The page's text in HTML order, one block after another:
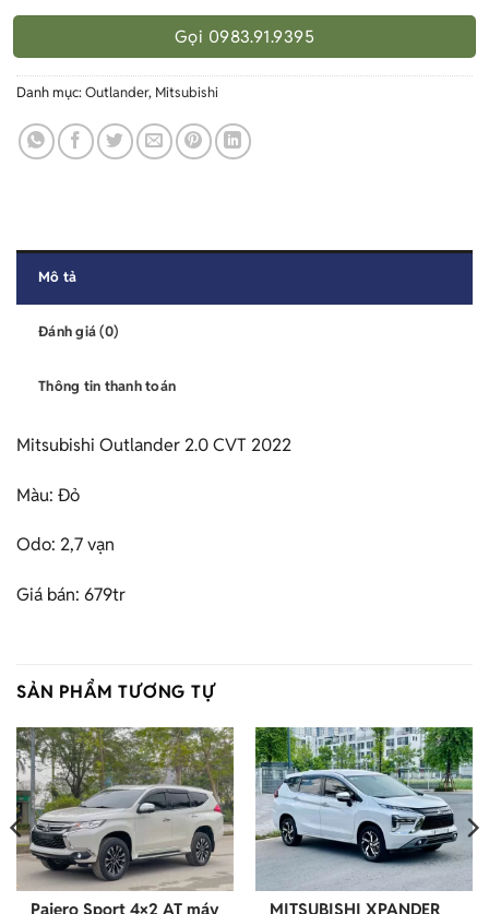
Gọi 0983.91.9395
Danh mục:Outlander, Mitsubishi
Mô tả
Đánh giá (0)
Thông tin thanh toán
Mitsubishi Outlander 2.0 CVT 2022
Màu: Đỏ
Odo: 2,7 vạn
Giá bán: 679tr
SẢN PHẨM TƯƠNG TỰ
Pajero Sport 4×2 AT máy MITSUBISHI XPANDER